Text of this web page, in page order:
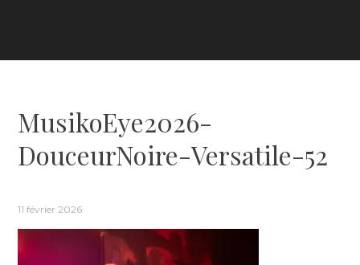
MusikoEye2026-
DouceurNoire-Versatile-52
11 février 2026